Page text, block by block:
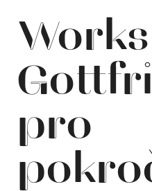
pro